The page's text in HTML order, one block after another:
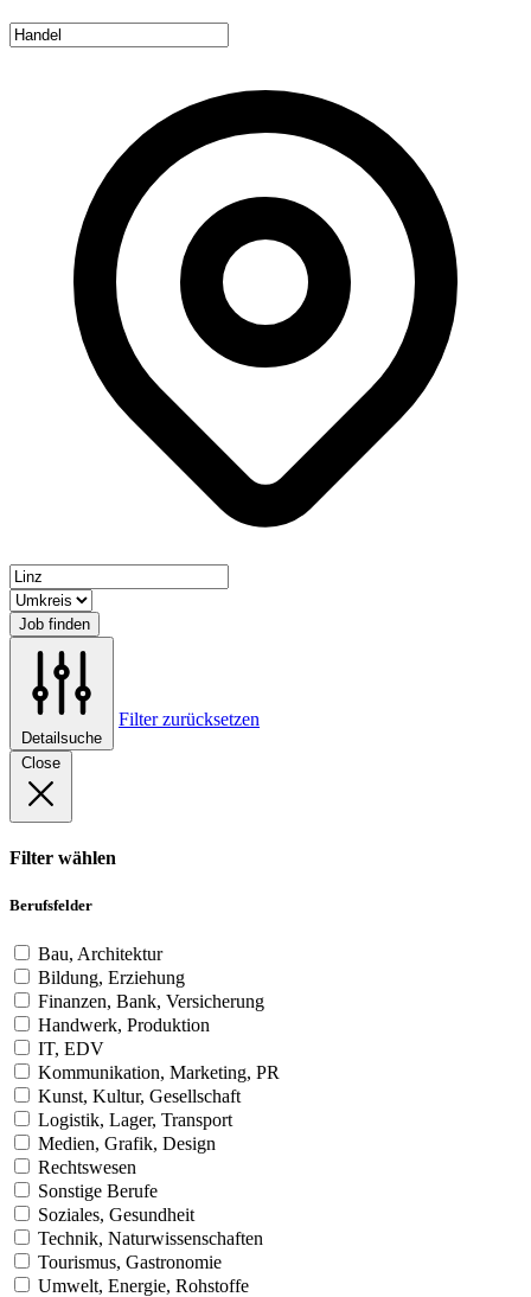
Job finden
Detailsuche
Filter zurücksetzen
Close
Filter wählen
Berufsfelder
Bau, Architektur
Bildung, Erziehung
Finanzen, Bank, Versicherung
Handwerk, Produktion
IT, EDV
Kommunikation, Marketing, PR
Kunst, Kultur, Gesellschaft
Logistik, Lager, Transport
Medien, Grafik, Design
Rechtswesen
Sonstige Berufe
Soziales, Gesundheit
Technik, Naturwissenschaften
Tourismus, Gastronomie
Umwelt, Energie, Rohstoffe